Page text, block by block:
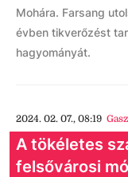
Mohára. Farsang
évben tikverőzést
hagyományát.
2024. 02. 07., 08:19
A tökéletes
felsővárosi